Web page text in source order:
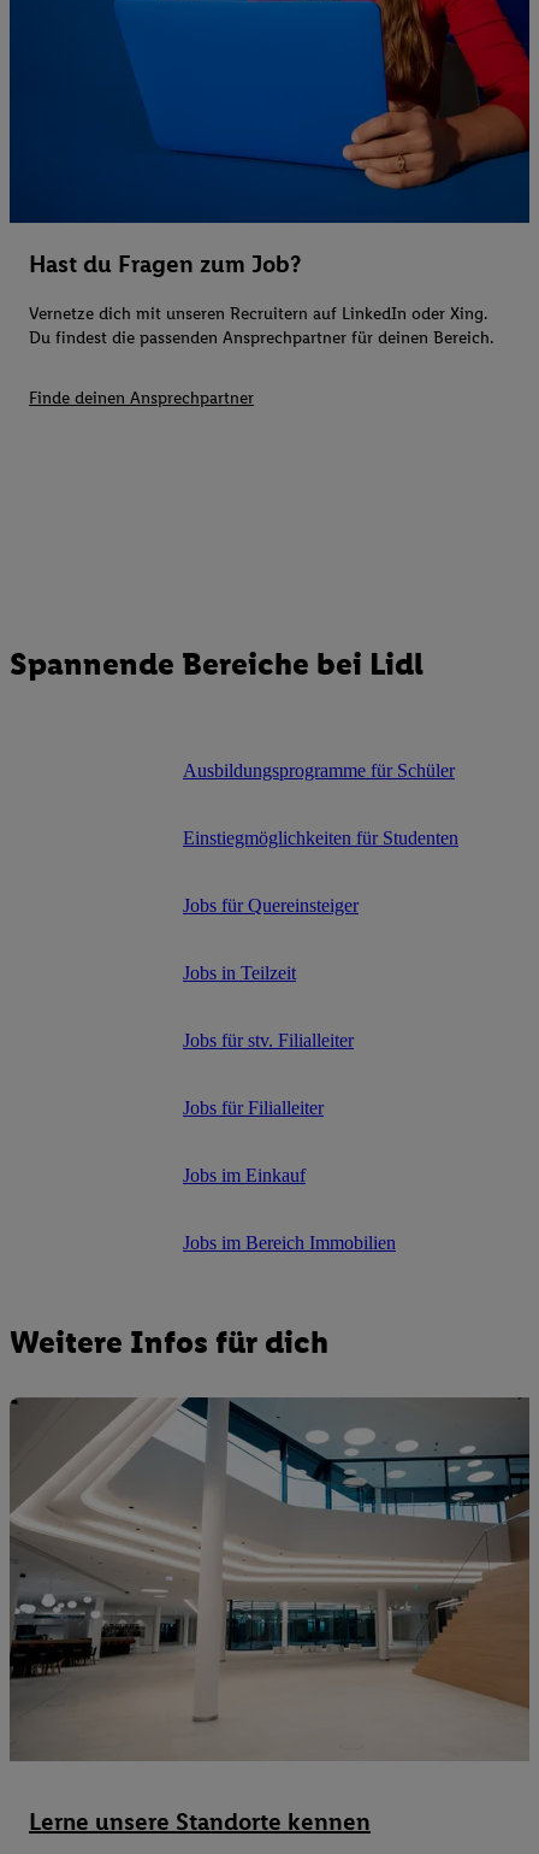
Hast du Fragen zum Job?
Vernetze dich mit unseren Recruitern auf LinkedIn oder Xing.
Du findest die passenden Ansprechpartner für deinen Bereich.
Finde deinen Ansprechpartner
Spannende Bereiche bei Lidl
Ausbildungsprogramme für Schüler
Einstiegmöglichkeiten für Studenten
Jobs für Quereinsteiger
Jobs in Teilzeit
Jobs für stv. Filialleiter
Jobs für Filialleiter
Jobs im Einkauf
Jobs im Bereich Immobilien
Weitere Infos für dich
Lerne unsere Standorte kennen